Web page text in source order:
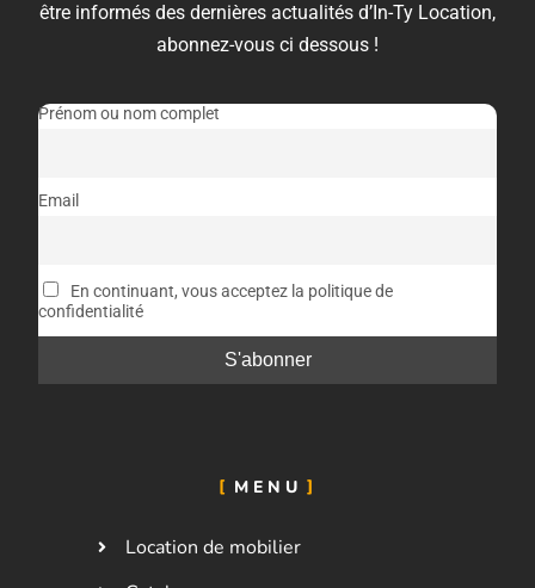
être informés des dernières actualités d’In-Ty Location,
abonnez-vous ci dessous !
Prénom ou nom complet
Email
En continuant, vous acceptez la politique de
confidentialité
MENU
Location de mobilier